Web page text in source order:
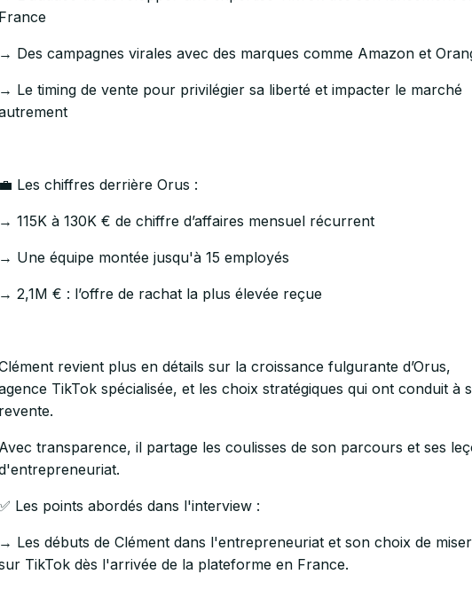
France
→ Des campagnes virales avec des marques comme Amazon et
→ Le timing de vente pour privilégier sa liberté et impacter le marché
💼 Les chiffres derrière Orus :
→ 115K à 130K € de chiffre d’affaires mensuel récurrent
→ Une équipe montée jusqu'à 15 employés
→ 2,1M € : l’offre de rachat la plus élevée reçue
revient plus en détails sur la croissance fulgurante d’Orus,
TikTok spécialisée, et les choix stratégiques qui ont conduit à
revente.
Avec transparence, il partage les coulisses de son parcours et ses
Les points abordés dans l'interview :
→ Les débuts de Clément dans l'entrepreneuriat et son choix de miser
TikTok dès l'arrivée de la plateforme en France.